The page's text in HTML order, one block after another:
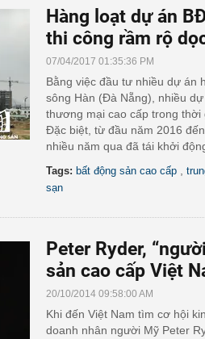
Hàng loạt dự án
thi công rầm rộ
07/04/2017 01:35:36 PM
Bằng việc đầu tư nhiều dự án
sông Hàn (Đà Nẵng), nhiều
thương mại cao cấp trong thời
Đặc biệt, từ đầu năm 2016
nhiều năm qua đã tái khởi
Tags: bất động sản cao cấp
sạn
Peter Ryder,
sản cao cấp Việt
20/10/2014 09:58:00 AM
Khi đến Việt Nam tìm cơ hội
doanh nhân người Mỹ Peter